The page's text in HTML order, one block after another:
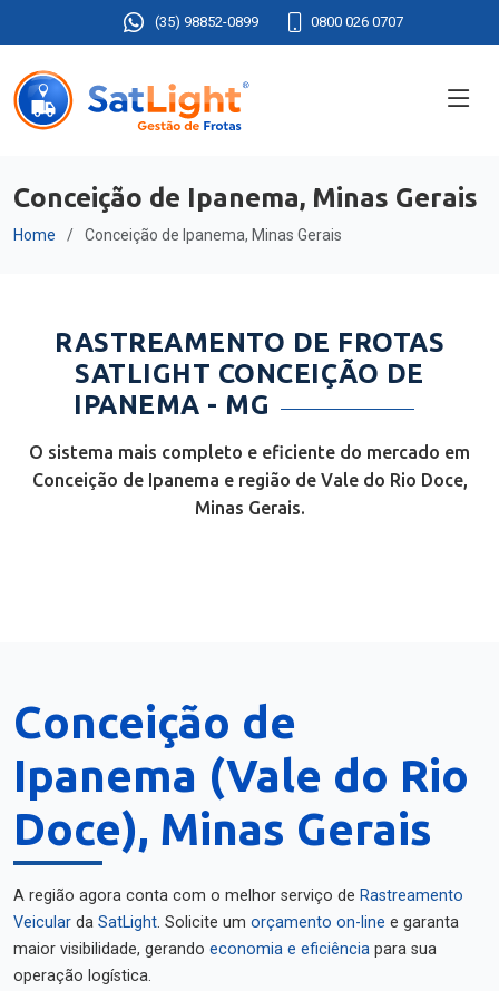
(35) 98852-0899 0800 026 0707
Conceição de Ipanema, Minas Gerais
Home Conceição de Ipanema, Minas Gerais
RASTREAMENTO DE FROTAS
SATLIGHT CONCEIÇÃO DE
IPANEMA - MG
O sistema mais completo e eficiente do mercado em
Conceição de Ipanema e região de Vale do Rio Doce,
Minas Gerais.
Conceição de
Ipanema (Vale do Rio
Doce), Minas Gerais
A região agora conta com o melhor serviço de Rastreamento
Veicular da SatLight. Solicite um orçamento on-line e garanta
maior visibilidade, gerando economia e eficiência para sua
operação logística.